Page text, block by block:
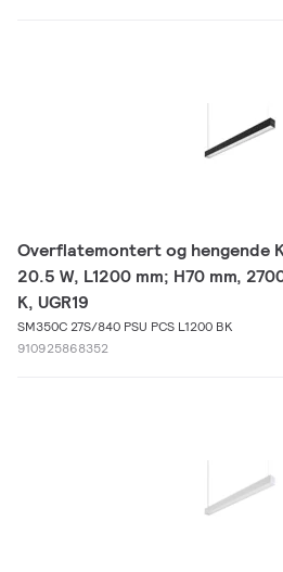
Overflatemontert og hengende
20.5 W, L1200 mm; H70 mm,
K, UGR19
SM350C 27S/840 PSU PCS L1200 BK
910925868352